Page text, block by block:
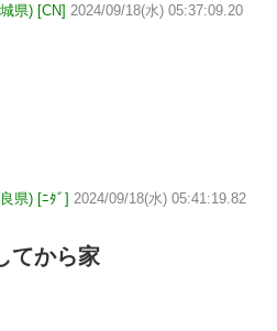
県) [CN] 2024/09/18(水) 05:37:09.20
県) [ﾆﾀﾞ] 2024/09/18(水) 05:41:19.82
てから家